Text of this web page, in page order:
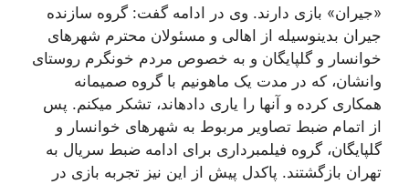
«جیران» بازی دارند. وی در ادامه گفت: گروه سازنده
جیران بدینوسیله از اهالی و مسئولان محترم شهرهای
خوانسار و گلپایگان و به خصوص مردم خونگرم روستای
وانشان، که در مدت یک ماهونیم با گروه صمیمانه
همکاری کرده و آنها را یاری دادهاند، تشکر میکنم. پس
از اتمام ضبط تصاویر مربوط به شهرهای خوانسار و
گلپایگان، گروه فیلمبرداری برای ادامه ضبط سریال به
تهران بازگشتند. پاکدل پیش از این نیز تجربه بازی در